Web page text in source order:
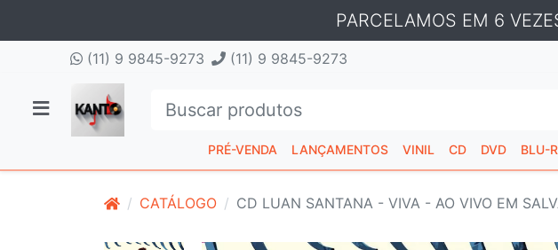
PARCELAMOS EM 6
(11) 9 9845-9273 (11) 9 9845-9273
PRÉ-VENDA LANÇAMENTOS VINIL CD DVD BLU-
CATÁLOGO CD LUAN SANTANA - VIVA - AO VIVO EM